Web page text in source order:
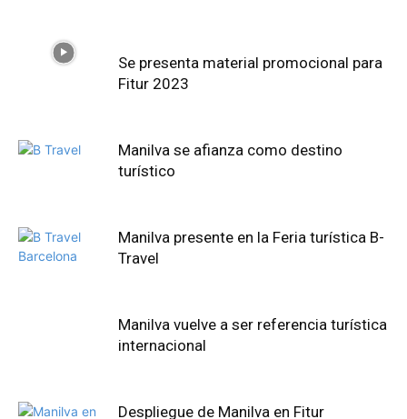
Se presenta material promocional para
Fitur 2023
Manilva se afianza como destino
turístico
Manilva presente en la Feria turística B-
Travel
Manilva vuelve a ser referencia turística
internacional
Despliegue de Manilva en Fitur